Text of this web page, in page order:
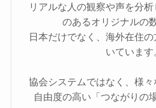
リアルな人の観察や声を分
のあるオリジナルの
日本だけでなく、海外在住
いています
協会システムではなく、様
自由度の高い「つながりの